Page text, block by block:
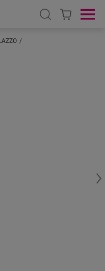
Open search